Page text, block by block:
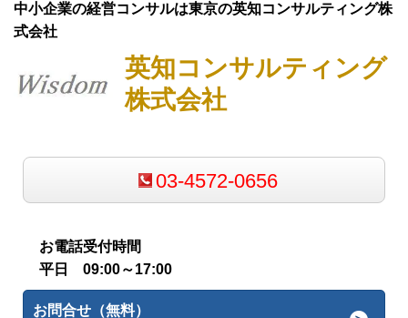
中小企業の経営コンサルは東京の英知コンサルティング株
式会社
英知コンサルティング
株式会社
03-4572-0656
お電話受付時間
平日 09:00～17:00
お問合せ（無料）